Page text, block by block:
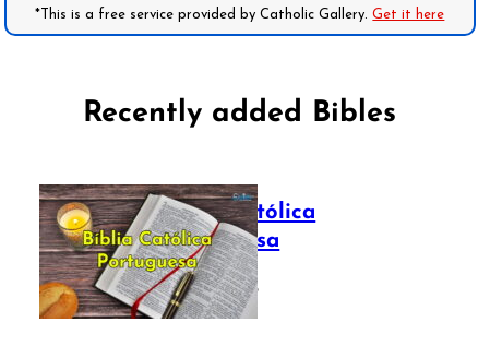
*This is a free service provided by Catholic Gallery.Get it here
Recently added Bibles
Bíblia Católica
Portuguesa
July 16, 2025